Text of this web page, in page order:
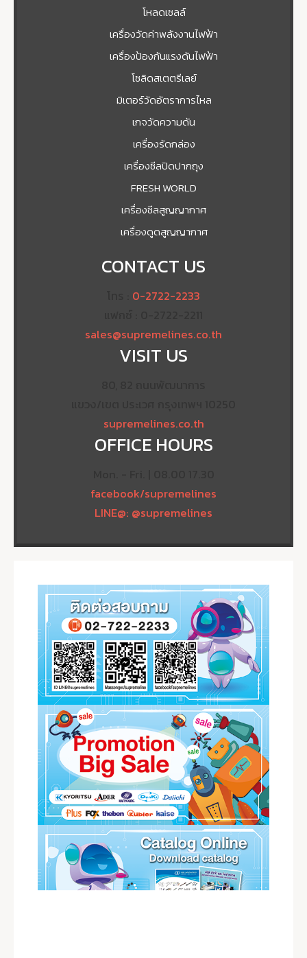
โหลดเซลล์
เครื่องวัดค่าพลังงานไฟฟ้า
เครื่องป้องกันแรงดันไฟฟ้า
โซลิดสเตตรีเลย์
มิเตอร์วัดอัตราการไหล
เกจวัดความดัน
เครื่องรัดกล่อง
เครื่องซีลปิดปากถุง
FRESH WORLD
เครื่องซีลสูญญากาศ
เครื่องดูดสูญญากาศ
CONTACT US
0-2722-2233
sales@supremelines.co.th
VISIT US
supremelines.co.th
OFFICE HOURS
facebook/supremelines
LINE@: @supremelines